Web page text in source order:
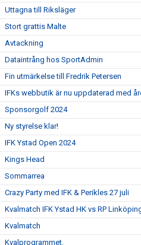
Uttagna till Riksläger
Stort grattis Malte
Avtackning
Dataintrång hos SportAdmin
Fin utmärkelse till Fredrik Petersen
IFKs webbutik är nu uppdaterad med
Sponsorgolf 2024
Ny styrelse klar!
IFK Ystad Open 2024
Kings Head
Sommarrea
Crazy Party med IFK & Perikles 27 juli
Kvalmatch IFK Ystad HK vs RP
Kvalmatch
Kvalprogrammet.